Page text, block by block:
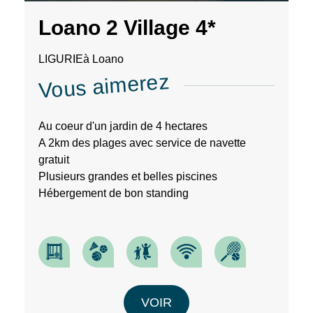
Loano 2 Village 4*
LIGURIEà Loano
Vous aimerez
Au coeur d'un jardin de 4 hectares
A 2km des plages avec service de navette
gratuit
Plusieurs grandes et belles piscines
Hébergement de bon standing
VOIR
renseignant
votre
email
acceptez
la
newsletter
de
VTF.
Vous
tout